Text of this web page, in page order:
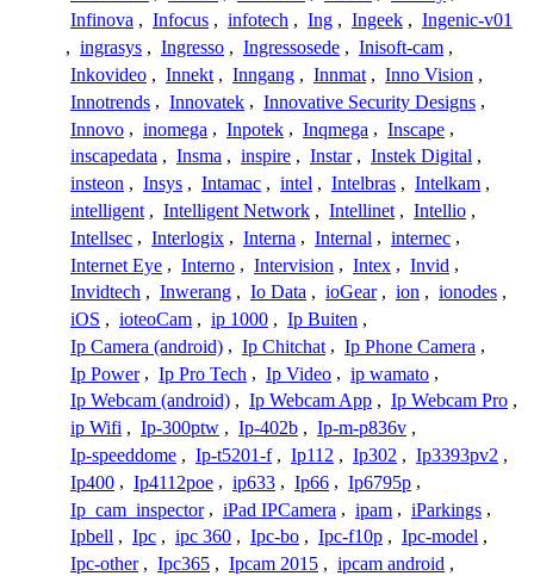
Infinova , Infocus , infotech , Ing , Ingeek , Ingenic-v01
, ingrasys , Ingresso , Ingressosede , Inisoft-cam ,
Inkovideo , Innekt , Inngang , Innmat , Inno Vision ,
Innotrends , Innovatek , Innovative Security Designs ,
Innovo , inomega , Inpotek , Inqmega , Inscape ,
inscapedata , Insma , inspire , Instar , Instek Digital ,
insteon , Insys , Intamac , intel , Intelbras , Intelkam ,
intelligent , Intelligent Network , Intellinet , Intellio ,
Intellsec , Interlogix , Interna , Internal , internec ,
Internet Eye , Interno , Intervision , Intex , Invid ,
Invidtech , Inwerang , Io Data , ioGear , ion , ionodes ,
iOS , ioteoCam , ip 1000 , Ip Buiten ,
Ip Camera (android) , Ip Chitchat , Ip Phone Camera ,
Ip Power , Ip Pro Tech , Ip Video , ip wamato ,
Ip Webcam (android) , Ip Webcam App , Ip Webcam Pro ,
ip Wifi , Ip-300ptw , Ip-402b , Ip-m-p836v ,
Ip-speeddome , Ip-t5201-f , Ip112 , Ip302 , Ip3393pv2 ,
Ip400 , Ip4112poe , ip633 , Ip66 , Ip6795p ,
Ip_cam_inspector , iPad IPCamera , ipam , iParkings ,
Ipbell , Ipc , ipc 360 , Ipc-bo , Ipc-f10p , Ipc-model ,
Ipc-other , Ipc365 , Ipcam 2015 , ipcam android ,